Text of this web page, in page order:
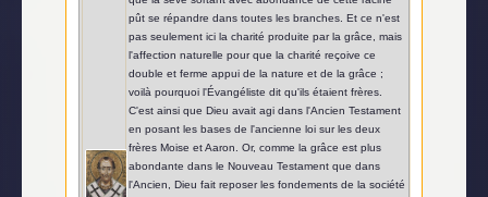
pût se répandre dans toutes les branches. Et ce n'est
pas seulement ici la charité produite par la grâce, mais
l'affection naturelle pour que la charité reçoive ce
double et ferme appui de la nature et de la grâce ;
voilà pourquoi l'Évangéliste dit qu'ils étaient frères.
C'est ainsi que Dieu avait agi dans l'Ancien Testament
en posant les bases de l'ancienne loi sur les deux
frères Moise et Aaron. Or, comme la grâce est plus
abondante dans le Nouveau Testament que dans
l'Ancien, Dieu fait reposer les fondements de la société